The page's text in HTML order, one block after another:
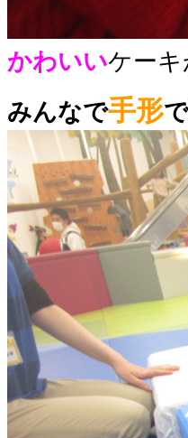
かわいいケーキ
みんなで手形